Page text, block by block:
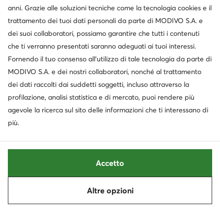
Occasione
Furla
177,99€
Guess
Borsetta · Nero
41,99€
Prezzo più basso
anni. Grazie alle soluzioni tecniche come la tecnologia cookies e il
trattamento dei tuoi dati personali da parte di MODIVO S.A. e
dei suoi collaboratori, possiamo garantire che tutti i contenuti
che ti verranno presentati saranno adeguati ai tuoi interessi.
Fornendo il tuo consenso all’utilizzo di tale tecnologia da parte di
MODIVO S.A. e dei nostri collaboratori, nonché al trattamento
dei dati raccolti dai suddetti soggetti, incluso attraverso la
profilazione, analisi statistica e di mercato, puoi rendere più
agevole la ricerca sul sito delle informazioni che ti interessano di
più.
Altre opzioni
Accetto